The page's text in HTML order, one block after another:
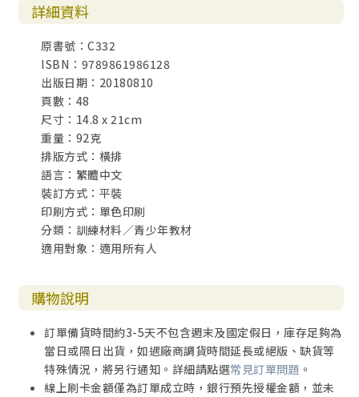
詳細資料
原書號：C332
ISBN：9789861986128
出版日期：20180810
頁數：48
尺寸：14.8 x 21cm
重量：92克
排版方式：橫排
語言：繁體中文
裝訂方式：平裝
印刷方式：單色印刷
分類：訓練材料／青少年教材
適用對象：適用所有人
購物說明
訂單備貨時間約3-5天不包含週末及國定假日，庫存足夠為
當日或隔日出貨，如遇廠商調貨時間延長或絕版、缺貨等
特殊情況，將另行通知。詳細請點選常見訂單問題 。
線上刷卡金額僅為訂單成立時，銀行預先授權金額，並未